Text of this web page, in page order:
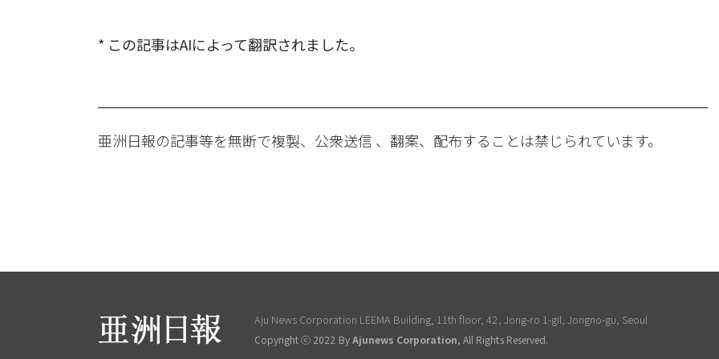
* この記事はAIによって翻訳されました。
亜洲日報の記事等を無断で複製、公衆送信 、翻案、配布することは禁じられています。
Aju News Corporation LEEMA Building, 11th floor, 42, Jong-ro 1-gil, Jongno-gu, Seoul
Copyright ⓒ 2022 ByAjunews Corporation, All Rights Reserved.